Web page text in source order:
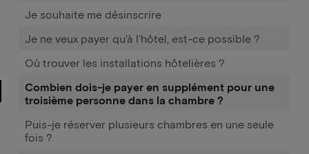
Je souhaite me désinscrire
Je ne veux payer qu'à l'hôtel, est-ce possible ?
Où trouver les installations hôtelières ?
Combien dois-je payer en supplément pour une
troisième personne dans la chambre ?
Puis-je réserver plusieurs chambres en une seule
fois ?